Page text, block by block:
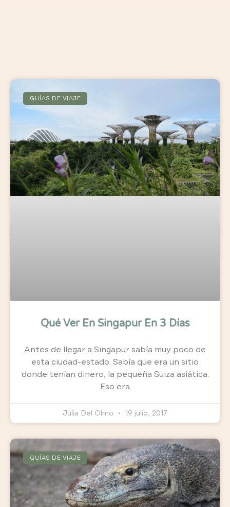
GUÍAS DE VIAJE
Qué Ver En Singapur En 3 Días
Antes de llegar a Singapur sabía muy poco de
esta ciudad-estado. Sabía que era un sitio
donde tenían dinero, la pequeña Suiza asiática.
Eso era
Julia Del Olmo 19 julio, 2017
GUÍAS DE VIAJE